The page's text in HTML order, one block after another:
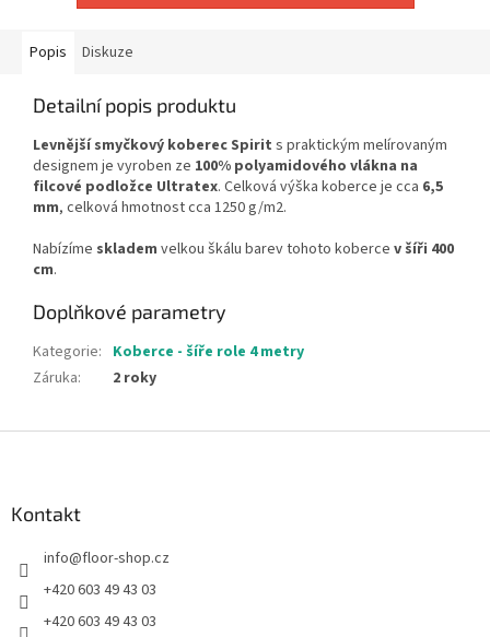
Popis Diskuze
Detailní popis produktu
Levnější smyčkový koberec Spirit s praktickým melírovaným
designem je vyroben ze 100% polyamidového vlákna na
filcové podložce Ultratex. Celková výška koberce je cca 6,5
mm, celková hmotnost cca 1250 g/m2.
Nabízíme skladem velkou škálu barev tohoto koberce v šíři 400
cm.
Doplňkové parametry
Kategorie: Koberce - šíře role 4 metry
Záruka: 2 roky
Kontakt
info@floor-shop.cz
+420 603 49 43 03
+420 603 49 43 03